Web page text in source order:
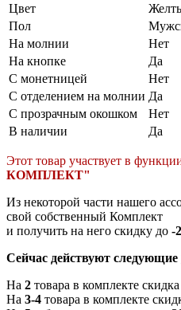
Цвет
Пол
На молнии
Нет
На кнопке
Да
С монетницей
Нет
С отделением на молнии Да
С прозрачным окошком
Нет
В наличии
Да
Этот товар участвует в
КОМПЛЕКТ"
Из некоторой части нашего
свой собственный Комплект
и получить на него скидку до -
Сейчас действуют следующие
На 2 товара в комплекте
На 3-4 товара в комплекте